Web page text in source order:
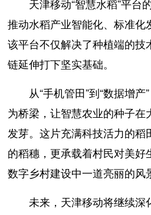
天津移动“智慧水稻”平台
推动水稻产业智能化、标准化
该平台不仅解决了种植端的技
链延伸打下坚实基础。
从“手机管田”到“数据增产
为桥梁，让智慧农业的种子在
发芽。这片充满科技活力的稻
的稻穗，更承载着村民对美
数字乡村建设中一道亮丽的风
未来，天津移动将继续深